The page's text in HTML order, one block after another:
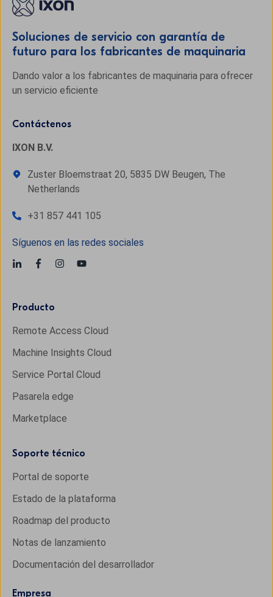
Soluciones de servicio con garantía de
futuro para los fabricantes de maquinaria
Dando valor a los fabricantes de maquinaria para ofrecer
un servicio eficiente
Contáctenos
IXON B.V.
Zuster Bloemstraat 20, 5835 DW Beugen, The
Netherlands
+31 857 441 105
Síguenos en las redes sociales
Producto
Remote Access Cloud
Machine Insights Cloud
Service Portal Cloud
Pasarela edge
Marketplace
Soporte técnico
Portal de soporte
Estado de la plataforma
Roadmap del producto
Notas de lanzamiento
Documentación del desarrollador
Empresa